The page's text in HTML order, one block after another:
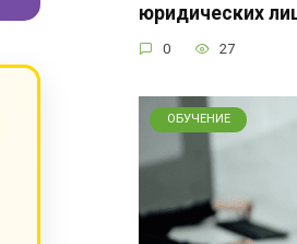
юридических
0 27
ОБУЧЕНИЕ